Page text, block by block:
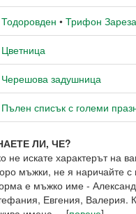
Тодоровден • Трифон
Цветница
Черешова задушница
Пълен списък с големи
ЛИ, ЧЕ?
не искате характерът на
мъжки, не я наричайте с
е мъжко име -
Евгения, Валерия.